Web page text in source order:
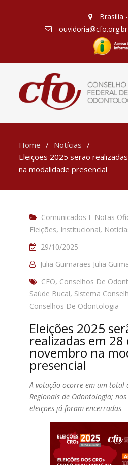
Brasília
Home
Notícias
Eleições 2025 serão
na modalidade presencial
Comunicados E Notas
Eleições, Institucional,
29/10/2025
Julia Guimaraes Julia
CFO, Conselhos De
Saúde Bucal, Sistema
Conselhos De Odontologia
Eleições 2025
realizadas em 28
novembro na
presencial
A votação ocorre em um total
Regionais de Odontologia; nos
eleições já foram encerradas